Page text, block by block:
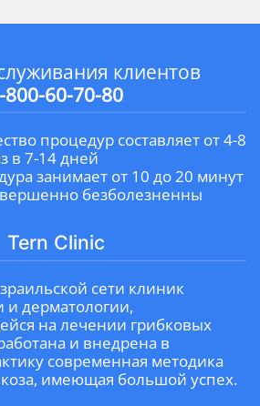
клиентов
800-60-70-80
процедур составляет от 4-8
в 7-14 дней
занимает от 10 до 20 минут
безболезненны
Tern Clinic
сети клиник
и дерматологии,
на лечении грибковых
и внедрена в
современная методика
имеющая большой успех.